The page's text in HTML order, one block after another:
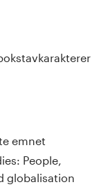
emnet
People,
globalisation